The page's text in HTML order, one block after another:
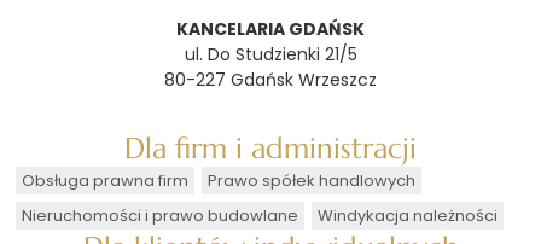
KANCELARIA GDAŃSK
ul. Do Studzienki 21/5
80-227 Gdańsk Wrzeszcz
Dla firm i administracji
Obsługa prawna firm
Prawo spółek handlowych
Nieruchomości i prawo budowlane
Windykacja należności